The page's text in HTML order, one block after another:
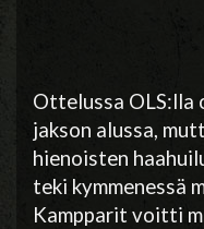
Ottelussa OLS:lla
jakson alussa,
hienoisten
teki kymmenessä
Kampparit voitti